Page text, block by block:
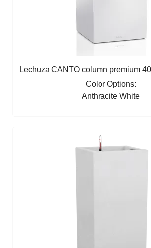
Lechuza CANTO column premium
Color Options:
AnthraciteWhite